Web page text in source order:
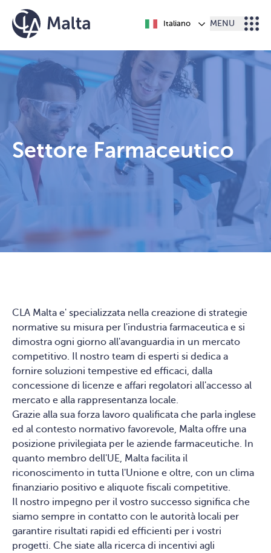
Vai al contenuto
Italiano MENU
Settore Farmaceutico
CLA Malta e' specializzata nella creazione di strategie
normative su misura per l'industria farmaceutica e si
dimostra ogni giorno all'avanguardia in un mercato
competitivo. Il nostro team di esperti si dedica a
fornire soluzioni tempestive ed efficaci, dalla
concessione di licenze e affari regolatori all'accesso al
mercato e alla rappresentanza locale.
Grazie alla sua forza lavoro qualificata che parla inglese
ed al contesto normativo favorevole, Malta offre una
posizione privilegiata per le aziende farmaceutiche. In
quanto membro dell'UE, Malta facilita il
riconoscimento in tutta l'Unione e oltre, con un clima
finanziario positivo e aliquote fiscali competitive.
Il nostro impegno per il vostro successo significa che
siamo sempre in contatto con le autorità locali per
garantire risultati rapidi ed efficienti per i vostri
progetti. Che siate alla ricerca di incentivi agli